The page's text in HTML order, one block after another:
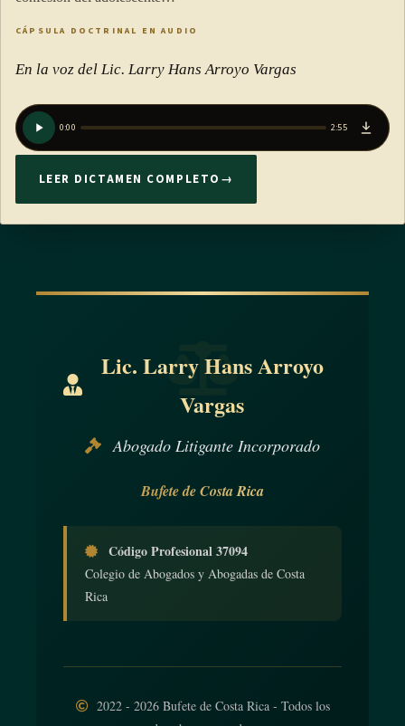
CÁPSULA DOCTRINAL EN AUDIO
En la voz del Lic. Larry Hans Arroyo Vargas
0:00 2:55
LEER DICTAMEN COMPLETO →
Lic. Larry Hans Arroyo
Vargas
Abogado Litigante Incorporado
Bufete de Costa Rica
Código Profesional 37094
Colegio de Abogados y Abogadas de Costa
Rica
2022 - 2026 Bufete de Costa Rica - Todos los